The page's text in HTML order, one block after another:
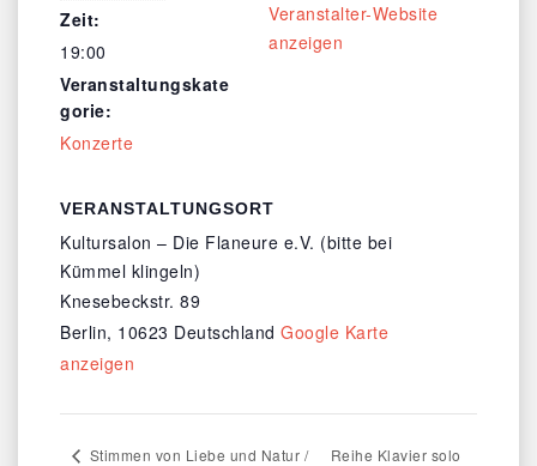
Zeit:
19:00
Veranstaltungskate
gorie:
Konzerte
VERANSTALTUNGSORT
Kultursalon – Die Flaneure e.V. (bitte bei
Kümmel klingeln)
Knesebeckstr. 89
Berlin, 10623 Deutschland Google Karte
anzeigen
Veranstalter-Website
anzeigen
Stimmen von Liebe und Natur /
Reihe Klavier solo